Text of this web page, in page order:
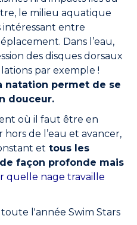
le milieu aquatique
entre
Dans l’eau,
des disques dorsaux
par exemple !
natation permet de se
douceur.
où il faut être en
de l’eau et avancer,
et tous les
façon profonde mais
quelle nage travaille